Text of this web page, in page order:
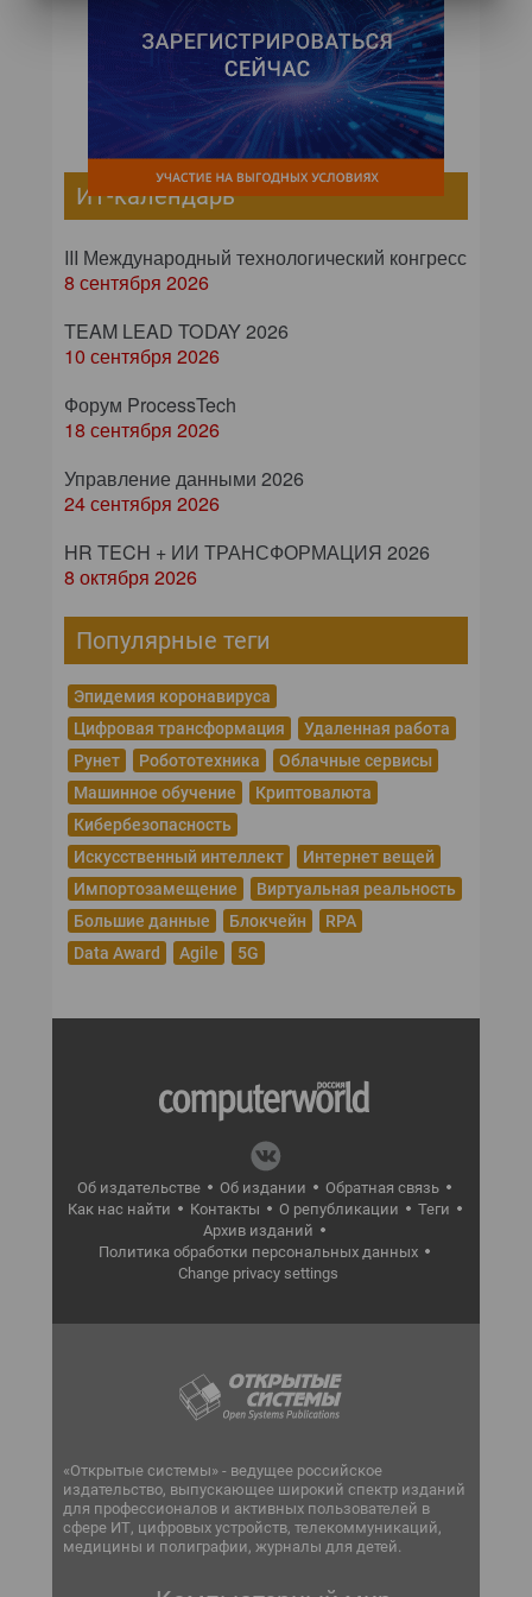
ИТ-календарь
III Международный технологический конгресс
8 сентября 2026
TEAM LEAD TODAY 2026
10 сентября 2026
Форум ProcessTech
18 сентября 2026
Управление данными 2026
24 сентября 2026
HR TECH + ИИ ТРАНСФОРМАЦИЯ 2026
8 октября 2026
Популярные теги
Эпидемия коронавируса
Цифровая трансформация
Удаленная работа
Рунет
Робототехника
Облачные сервисы
Машинное обучение
Криптовалюта
Кибербезопасность
Искусственный интеллект
Интернет вещей
Импортозамещение
Виртуальная реальность
Большие данные
Блокчейн
RPA
Data Award
Agile 5G
Об издательстве Об издании
Обратная связь
Как нас найти
Контакты О републикации
Теги
Архив изданий
Политика обработки персональных данных
Change privacy settings
«Открытые системы» - ведущее российское
издательство, выпускающее широкий спектр изданий
для профессионалов и активных пользователей в
сфере ИТ, цифровых устройств, телекоммуникаций,
медицины и полиграфии, журналы для детей.